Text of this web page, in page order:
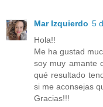
Mar Izquierdo 5
Hola!!
Me ha gustad
soy muy amante
qué resultado
si me aconsejas
Gracias!!!